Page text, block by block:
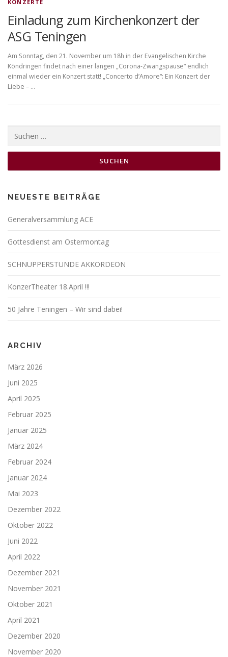
KONZERTE
Einladung zum Kirchenkonzert der
ASG Teningen
Am Sonntag, den 21. November um 18h in der Evangelischen Kirche
Köndringen findet nach einer langen „Corona-Zwangspause“ endlich
einmal wieder ein Konzert statt! „Concerto d’Amore“: Ein Konzert der
Liebe – …
nach:
NEUESTE BEITRÄGE
Generalversammlung ACE
Gottesdienst am Ostermontag
SCHNUPPERSTUNDE AKKORDEON
KonzerTheater 18.April !!!
50 Jahre Teningen – Wir sind dabei!
ARCHIV
März 2026
Juni 2025
April 2025
Februar 2025
Januar 2025
März 2024
Februar 2024
Januar 2024
Mai 2023
Dezember 2022
Oktober 2022
Juni 2022
April 2022
Dezember 2021
November 2021
Oktober 2021
April 2021
Dezember 2020
November 2020